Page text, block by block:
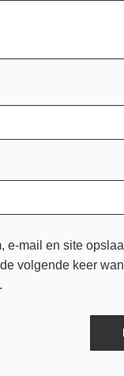
e-mail en site
volgende keer